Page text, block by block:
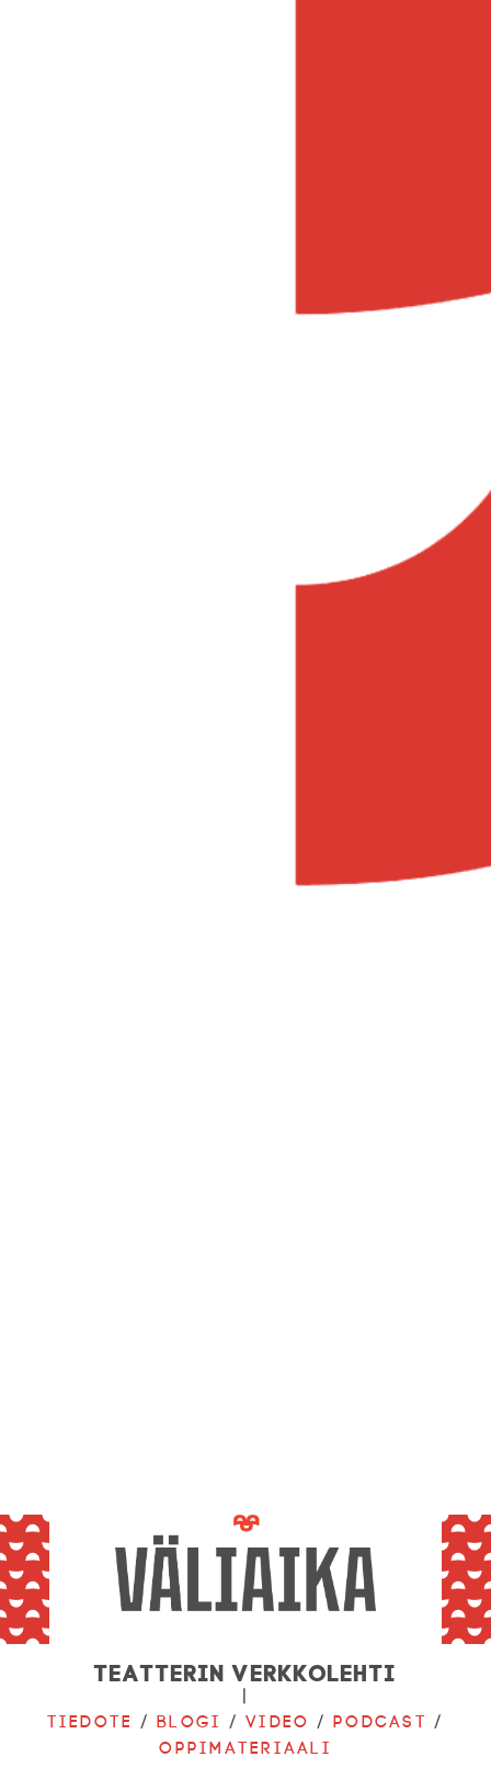
Teatterin verkkolehti
|
Tiedote
/Blogi /Video /Podcast /
Oppimateriaali